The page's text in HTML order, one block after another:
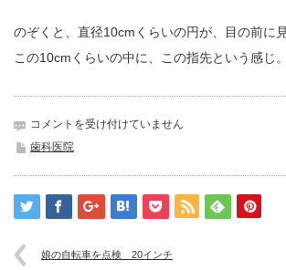
のぞくと、直径10cmくらいの円が、目の前に見
この10cmくらいの中に、この指先という感じ。
模
型
ェ
ッ
ク
コメントを受け付けていません
歯科医院
娘の自転車を点検 20インチ